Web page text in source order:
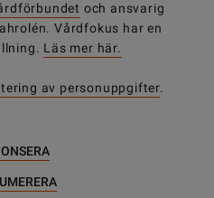
och ansvarig
Vårdfokus har en
Läs mer här.
av personuppgifter.